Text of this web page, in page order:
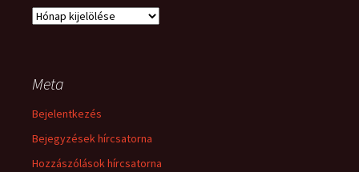
Archívum
Meta
Bejelentkezés
Bejegyzések hírcsatorna
Hozzászólások hírcsatorna